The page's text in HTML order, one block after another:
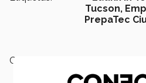
Tucson,
PrepaTec
Categoría: